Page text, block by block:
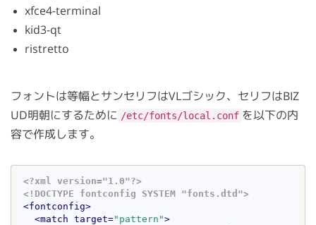
xfce4-terminal
kid3-qt
ristretto
フォントは等幅とサンセリフはVLゴシック、セリフはBIZ
UD明朝にするために /etc/fonts/local.conf を以下の内
容で作成します。
<?xml version="1.0"?>
<!DOCTYPE fontconfig SYSTEM "fonts.dtd">
<fontconfig>
<match target="pattern">